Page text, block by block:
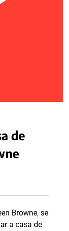
de
Browne, se
a casa de